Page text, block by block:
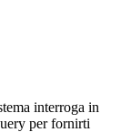
interroga in
per fornirti